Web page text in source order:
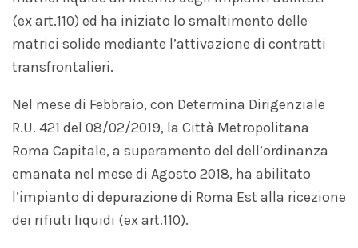
(ex art.110) ed ha iniziato lo smaltimento delle
matrici solide mediante l’attivazione di contratti
transfrontalieri.
Nel mese di Febbraio, con Determina Dirigenziale
R.U. 421 del 08/02/2019, la Città Metropolitana
Roma Capitale, a superamento del dell’ordinanza
emanata nel mese di Agosto 2018, ha abilitato
l’impianto di depurazione di Roma Est alla ricezione
dei rifiuti liquidi (ex art.110).